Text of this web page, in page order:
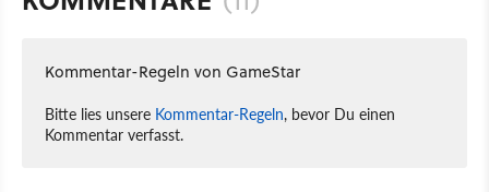
Kommentar-Regeln von GameStar
Bitte lies unsere Kommentar-Regeln, bevor Du einen
Kommentar verfasst.